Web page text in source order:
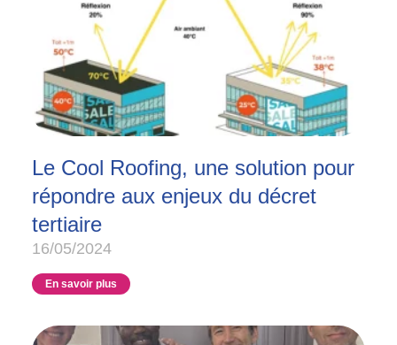
Le Cool Roofing, une solution pour
répondre aux enjeux du décret
tertiaire
16/05/2024
En savoir plus